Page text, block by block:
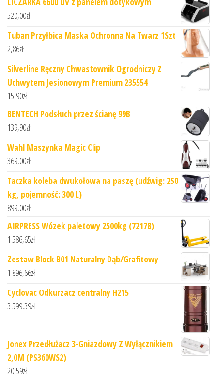
520,00zł
Tuban Przyłbica Maska Ochronna Na Twarz 1Szt
2,86zł
Silverline Ręczny Chwastownik Ogrodniczy Z
Uchwytem Jesionowym Premium 235554
15,90zł
BENTECH Podsłuch przez ścianę 99B
139,90zł
Wahl Maszynka Magic Clip
369,00zł
Taczka koleba dwukołowa na paszę (udźwig: 250
kg, pojemność: 300 L)
899,00zł
AIRPRESS Wózek paletowy 2500kg (72178)
1 586,65zł
Zestaw Block B01 Naturalny Dąb/Grafitowy
1 896,66zł
Cyclovac Odkurzacz centralny H215
3 599,39zł
Jonex Przedłużacz 3-Gniazdowy Z Wyłącznikiem
2,0M (PS360WS2)
20,59zł